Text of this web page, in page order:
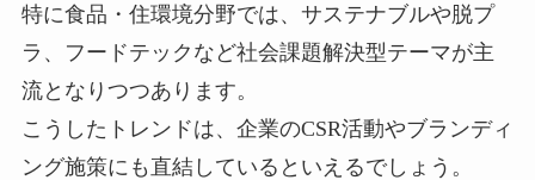
特に食品・住環境分野では、サステナブルや脱プ
ラ、フードテックなど社会課題解決型テーマが主
流となりつつあります。
こうしたトレンドは、企業のCSR活動やブランディ
ング施策にも直結しているといえるでしょう。